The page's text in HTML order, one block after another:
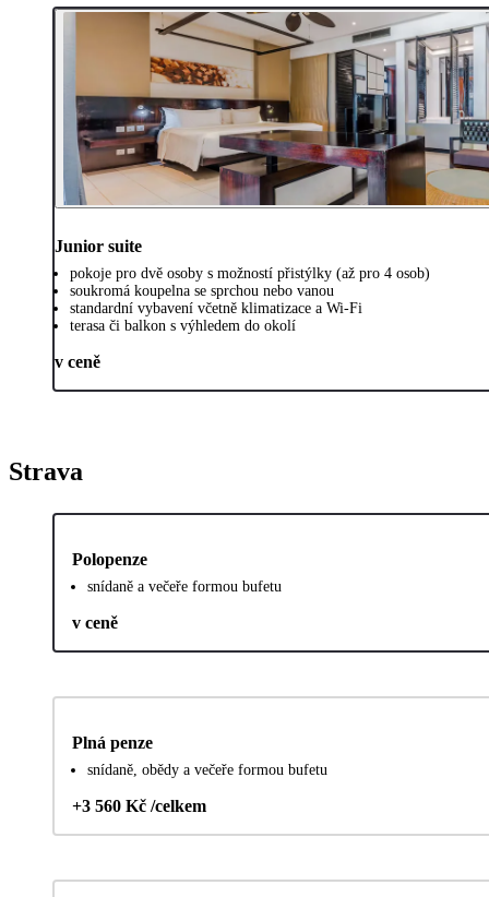
Junior suite
pokoje pro dvě osoby s možností přistýlky (až pro 4 osob)
soukromá koupelna se sprchou nebo vanou
standardní vybavení včetně klimatizace a Wi-Fi
terasa či balkon s výhledem do okolí
v ceně
Strava
Polopenze
snídaně a večeře formou bufetu
v ceně
Plná penze
snídaně, obědy a večeře formou bufetu
+3 560 Kč /celkem